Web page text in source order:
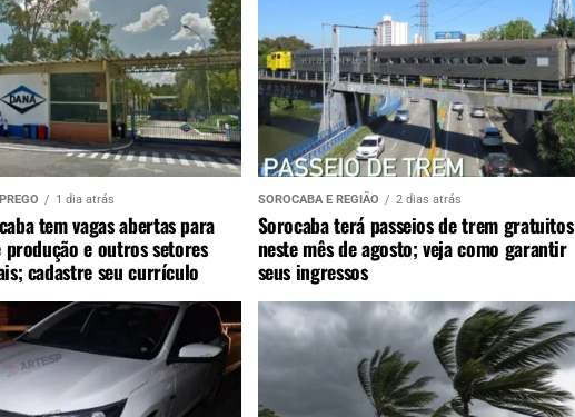
1 dia atrás
tem vagas abertas para
e outros setores
cadastre seu currículo
SOROCABA E REGIÃO 2 dias atrás
Sorocaba terá passeios de trem gratuitos
neste mês de agosto; veja como garantir
seus ingressos